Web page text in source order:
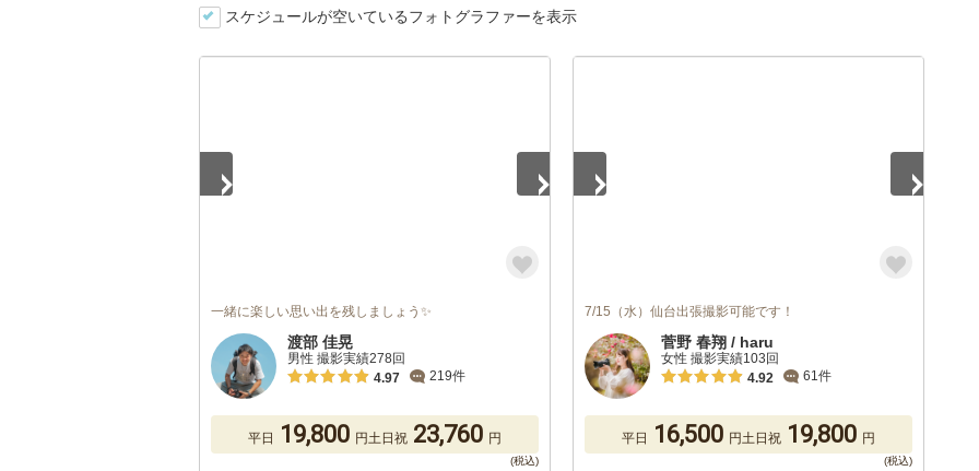
スケジュールが空いているフォトグラファーを表示
一緒に楽しい思い出を残しましょう✨
渡部 佳晃
男性 撮影実績278回
4.97
219件
平日 19,800 円土日祝 23,760 円
7/15（水）仙台出張撮影可能です！
菅野 春翔 / haru
女性 撮影実績103回
4.92
61件
平日 16,500 円土日祝 19,800 円